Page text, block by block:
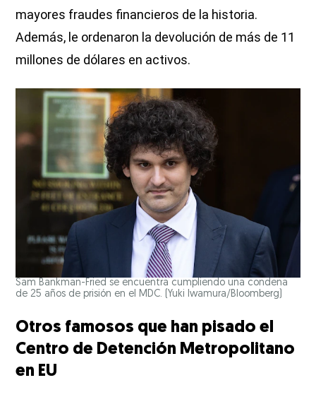
mayores fraudes financieros de la historia.
Además, le ordenaron la devolución de más de 11
millones de dólares en activos.
Sam Bankman-Fried se encuentra cumpliendo una condena
de 25 años de prisión en el MDC.
(Yuki Iwamura/Bloomberg)
Otros famosos que han pisado el
Centro de Detención Metropolitano
en EU